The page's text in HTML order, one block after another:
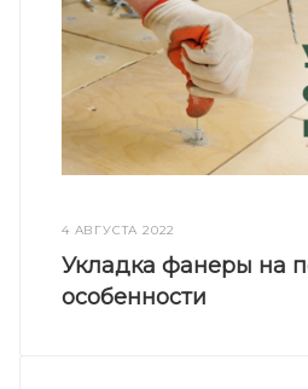
4 АВГУСТА 2022
Укладка фанеры на
особенности